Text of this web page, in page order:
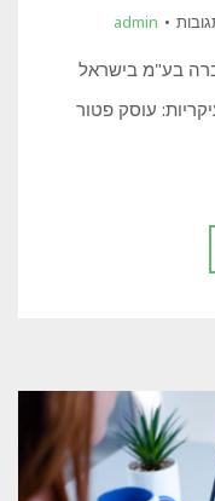
על
בין
פטור,
admin
בע"מ בישראל
עוסק פטור